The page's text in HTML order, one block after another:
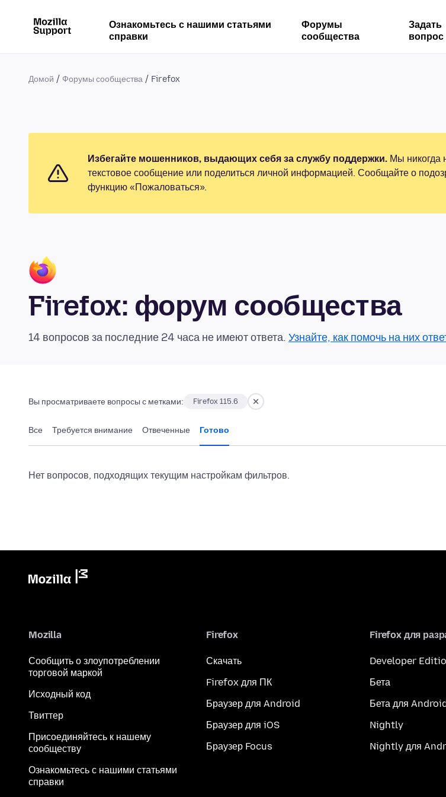
Ознакомьтесь с нашими статьями
справки
Форумы
сообщества
Задать
вопрос
Домой Форумы сообщества Firefox
Избегайте мошенников, выдающих себя за службу поддержки. Мы никогда
текстовое сообщение или поделиться личной информацией. Сообщайте о
функцию «Пожаловаться».
Firefox: форум сообщества
14 вопросов за последние 24 часа не имеют ответа. Узнайте, как помочь на них
Вы просматриваете вопросы с метками: Firefox 115.6
Все Требуется внимание Отвеченные Готово
Нет вопросов, подходящих текущим настройкам фильтров.
Mozilla
Сообщить о злоупотреблении
торговой маркой
Исходный код
Твиттер
Присоединяйтесь к нашему
сообществу
Ознакомьтесь с нашими статьями
справки
Firefox
Скачать
Firefox для ПК
Браузер для Android
Браузер для iOS
Браузер Focus
Firefox для
Developer
Бета
Бета для
Nightly
Nightly для